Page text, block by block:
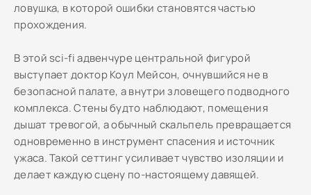
ловушка, в которой ошибки становятся частью
прохождения.
В этой sci-fi адвенчуре центральной фигурой
выступает доктор Коул Мейсон, очнувшийся не в
безопасной палате, а внутри зловещего подводного
комплекса. Стены будто наблюдают, помещения
дышат тревогой, а обычный скальпель превращается
одновременно в инструмент спасения и источник
ужаса. Такой сеттинг усиливает чувство изоляции и
делает каждую сцену по-настоящему давящей.